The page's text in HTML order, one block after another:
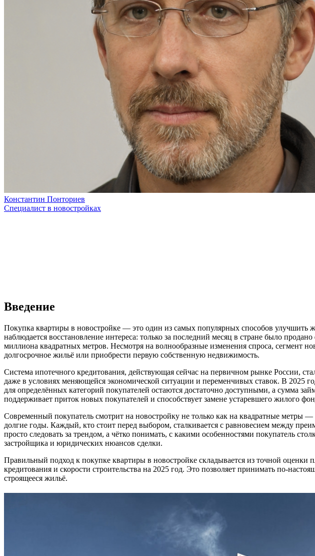
Константин Понториев
Специалист в новостройках
Введение
Покупка квартиры в новостройке — это один из самых популярных способов
наблюдается восстановление интереса: только за последний месяц в стране было
миллиона квадратных метров. Несмотря на волнообразные изменения спроса, сегмент
долгосрочное жильё или приобрести первую собственную недвижимость.
Система ипотечного кредитования, действующая сейчас на первичном рынке России,
даже в условиях меняющейся экономической ситуации и переменчивых ставок. В 2025
для определённых категорий покупателей остаются достаточно доступными, а сумма
поддерживает приток новых покупателей и способствует замене устаревшего жилого
Современный покупатель смотрит на новостройку не только как на квадратные метры
долгие годы. Каждый, кто стоит перед выбором, сталкивается с равновесием между
просто следовать за трендом, а чётко понимать, с какими особенностями покупатель
застройщика и юридических нюансов сделки.
Правильный подход к покупке квартиры в новостройке складывается из точной
кредитования и скорости строительства на 2025 год. Это позволяет принимать по-
строящееся жильё.